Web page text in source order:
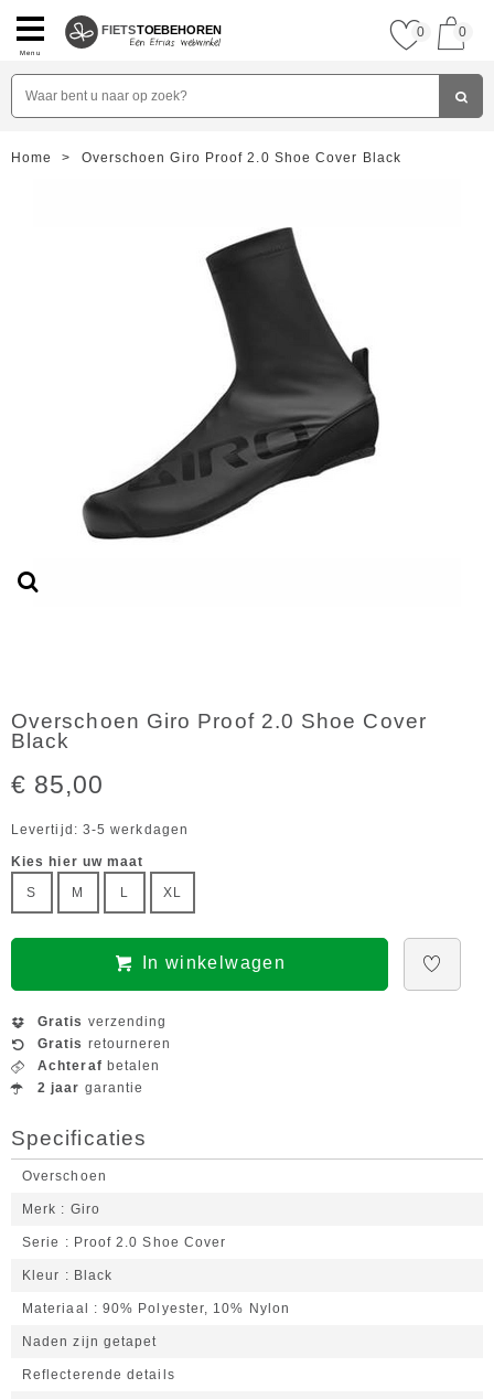
Menu
FIETSTOEBEHOREN 0 0
Home > Overschoen Giro Proof 2.0 Shoe Cover Black
Overschoen Giro Proof 2.0 Shoe Cover
Black
€ 85,00
Levertijd: 3-5 werkdagen
Kies hier uw maat
S
M L XL
In winkelwagen
Gratis verzending
Gratis retourneren
Achteraf betalen
2 jaar garantie
Specificaties
Overschoen
Merk Giro
Serie Proof 2.0 Shoe Cover
Kleur Black
Materiaal 90% Polyester, 10% Nylon
Naden zijn getapet
Reflecterende details